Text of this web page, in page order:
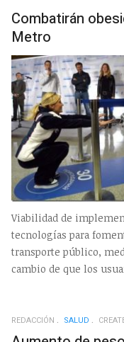
Combatirán
Metro
Viabilidad de
tecnologías para
transporte público,
cambio de que los
REDACCIÓN SALUD